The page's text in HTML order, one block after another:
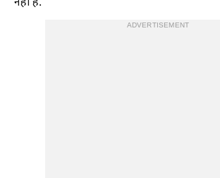
नहीं है.
ADVERTISEMENT